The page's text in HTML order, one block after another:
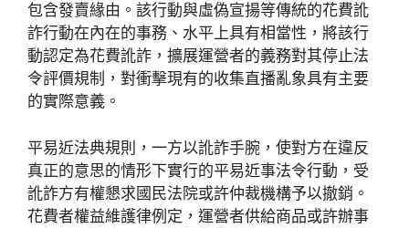
包含發賣緣由。該行動與虛偽宣揚等傳統的花費訛
詐行動在內在的事務、水平上具有相當性，將該行
動認定為花費訛詐，擴展運營者的義務對其停止法
令評價規制，對衝擊現有的收集直播亂象具有主要
的實際意義。
平易近法典規則，一方以訛詐手腕，使對方在違反
真正的意思的情形下實行的平易近事法令行動，受
訛詐方有權懇求國民法院或許仲裁機構予以撤銷。
花費者權益維護律例定，運營者供給商品或許辦事